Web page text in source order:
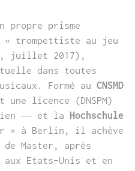
propre prisme
« trompettiste au jeu
juillet 2017),
dans toutes
Formé au CNSMD
licence (DNSPM)
— et la Hochschule
» à Berlin, il achève
de Master, après
Etats-Unis et en